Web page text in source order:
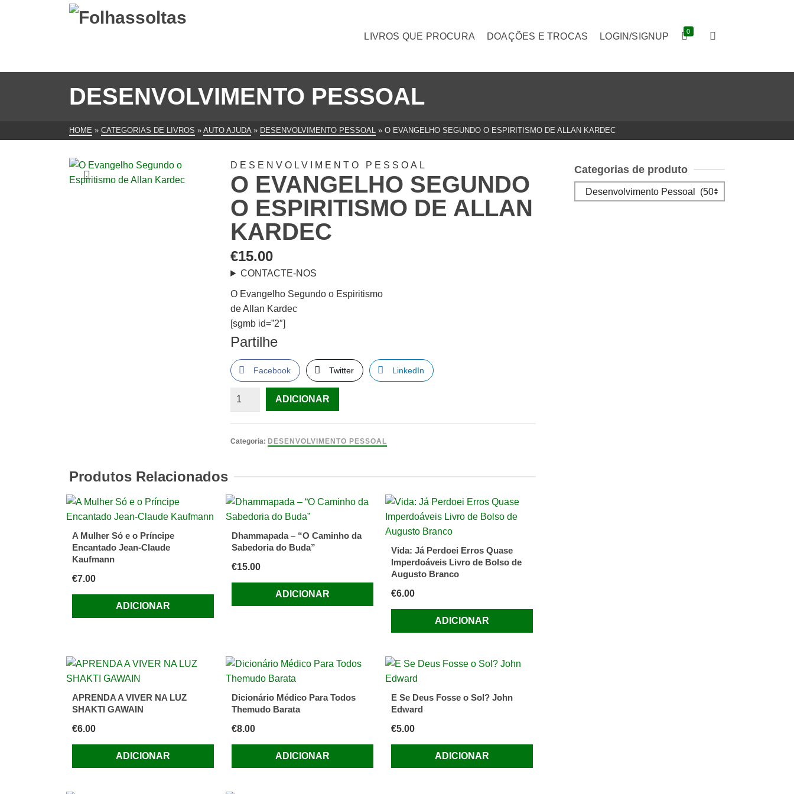
LIVROS QUE PROCURA DOAÇÕES E TROCAS LOGIN/SIGNUP 0
DESENVOLVIMENTO PESSOAL
HOME » CATEGORIAS DE LIVROS » AUTO AJUDA » DESENVOLVIMENTO PESSOAL » O EVANGELHO SEGUNDO O ESPIRITISMO DE ALLAN KARDEC
DESENVOLVIMENTO PESSOAL
O EVANGELHO SEGUNDO
O ESPIRITISMO DE ALLAN
KARDEC
€15.00
CONTACTE-NOS
O Evangelho Segundo o Espiritismo
de Allan Kardec
[sgmb id=”2″]
Partilhe
Facebook Twitter LinkedIn
Quantidade
Evangelho
de
Allan
ADICIONAR
Categoria: DESENVOLVIMENTO PESSOAL
Produtos Relacionados
A Mulher Só e o Príncipe
Encantado Jean-Claude
Kaufmann
€7.00
ADICIONAR
Dhammapada – “O Caminho da
Sabedoria do Buda”
€15.00
ADICIONAR
Vida: Já Perdoei Erros Quase
Imperdoáveis Livro de Bolso de
Augusto Branco
€6.00
ADICIONAR
APRENDA A VIVER NA LUZ
SHAKTI GAWAIN
€6.00
ADICIONAR
Dicionário Médico Para Todos
Themudo Barata
€8.00
ADICIONAR
E Se Deus Fosse o Sol? John
Edward
€5.00
ADICIONAR
Categorias de produto